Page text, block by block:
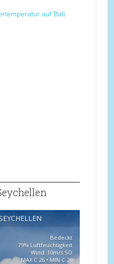
auf Bali
Bedeckt
79% Luftfeuchtigkeit
Wind: 10m/s SO
MAX C 26 • MIN C 26